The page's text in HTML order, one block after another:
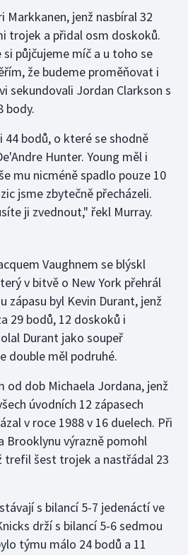
Markkanen, jenž nasbíral 32
trojek a přidal osm doskoků.
půjčujeme míč a u toho se
že budeme proměňovat i
sekundovali Jordan Clarkson s
body.
44 bodů, o které se shodně
Hunter. Young měl i
mu nicméně spadlo pouze 10
jsme zbytečně přecházeli.
ji zvednout," řekl Murray.
Vaughnem se blýskl
v bitvě o New York přehrál
zápasu byl Kevin Durant, jenž
29 bodů, 12 doskoků i
Durant jako soupeř
double měl podruhé.
od dob Michaela Jordana, jenž
úvodních 12 zápasech
v roce 1988 v 16 duelech. Při
Brooklynu výrazně pomohl
trefil šest trojek a nastřádal 23
s bilancí 5-7 jedenáctí ve
drží s bilancí 5-6 sedmou
týmu málo 24 bodů a 11